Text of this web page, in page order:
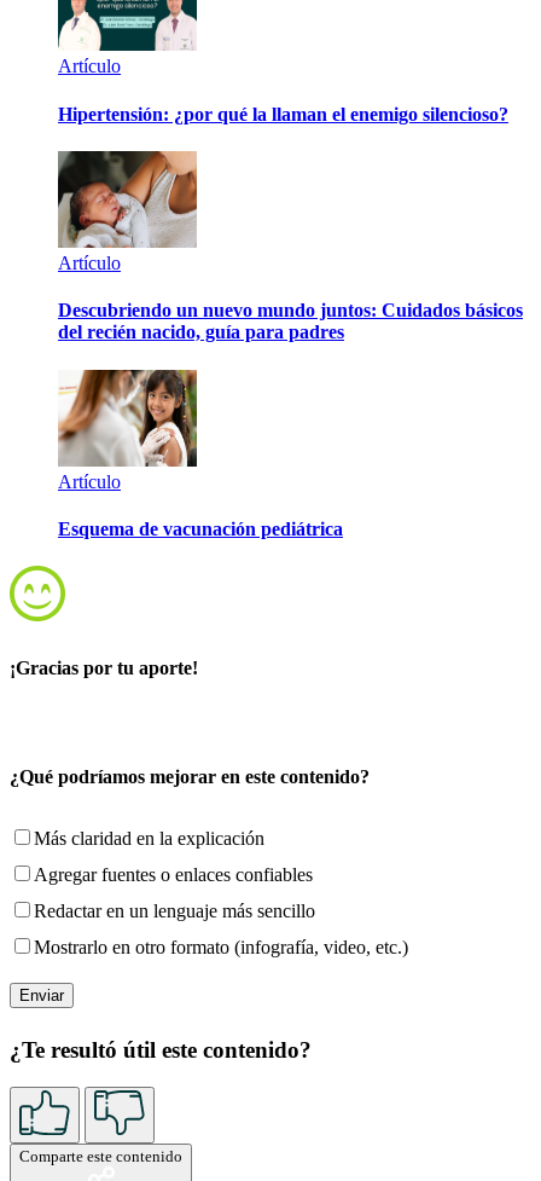
Artículo
Hipertensión: ¿por qué la llaman el enemigo silencioso?
Artículo
Descubriendo un nuevo mundo juntos: Cuidados básicos
del recién nacido, guía para padres
Artículo
Esquema de vacunación pediátrica
¡Gracias por tu aporte!
¿Qué podríamos mejorar en este contenido?
Más claridad en la explicación
Agregar fuentes o enlaces confiables
Redactar en un lenguaje más sencillo
Mostrarlo en otro formato (infografía, video, etc.)
¿Te resultó útil este contenido?
Comparte este contenido